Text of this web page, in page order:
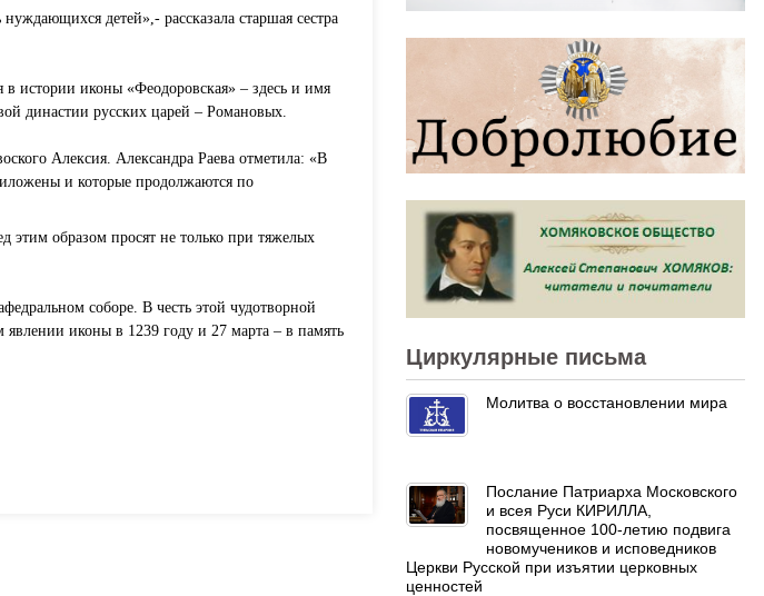
детей»,- рассказала старшая сестра
в истории иконы «Феодоровская» – здесь и имя
династии русских царей – Романовых.
Алексия. Александра Раева отметила: «В
и которые продолжаются по
этим образом просят не только при тяжелых
соборе. В честь этой чудотворной
иконы в 1239 году и 27 марта – в память
Циркулярные письма
Молитва о восстановлении мира
Послание Патриарха Московского
и всея Руси КИРИЛЛА,
посвященное 100-летию подвига
новомучеников и исповедников
Церкви Русской при изъятии церковных
ценностей